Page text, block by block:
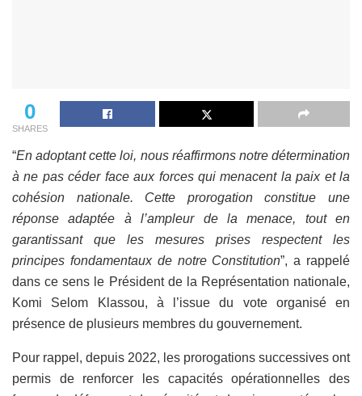
0
SHARES
“En adoptant cette loi, nous réaffirmons notre détermination
à ne pas céder face aux forces qui menacent la paix et la
cohésion nationale. Cette prorogation constitue une
réponse adaptée à l’ampleur de la menace, tout en
garantissant que les mesures prises respectent les
principes fondamentaux de notre Constitution”, a rappelé
dans ce sens le Président de la Représentation nationale,
Komi Selom Klassou, à l’issue du vote organisé en
présence de plusieurs membres du gouvernement.
Pour rappel, depuis 2022, les prorogations successives ont
permis de renforcer les capacités opérationnelles des